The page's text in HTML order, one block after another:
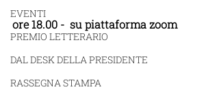
EVENTI
PREMIO LETTERARIO
DAL DESK DELLA PRESIDENTE
RASSEGNA STAMPA
ore 18.00 -  su piattaforma zoom